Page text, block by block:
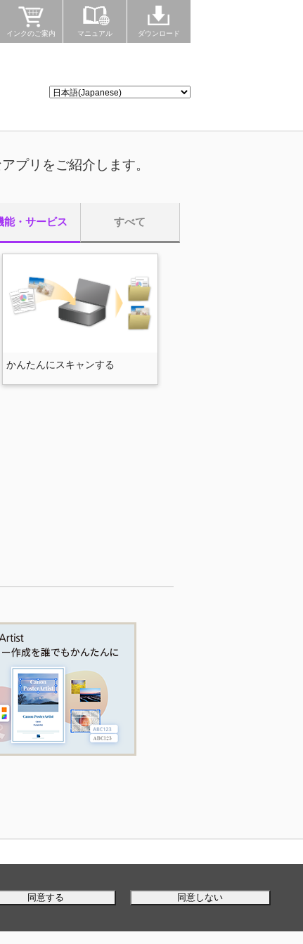
同意する 同意しない
インクのご案内 マニュアル ダウンロード
プリをご紹介します。
能・サービス すべて
かんたんにスキャンする